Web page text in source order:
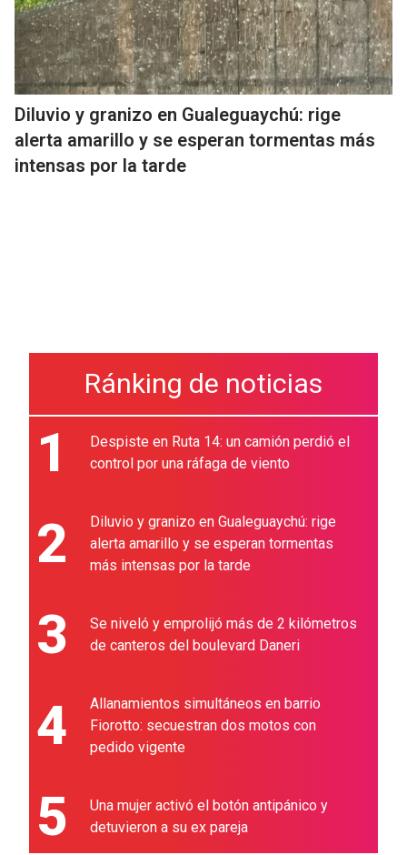
Diluvio y granizo en Gualeguaychú: rige
alerta amarillo y se esperan tormentas más
intensas por la tarde
Ránking de noticias
1
Despiste en Ruta 14: un camión perdió el
control por una ráfaga de viento
2
Diluvio y granizo en Gualeguaychú: rige
alerta amarillo y se esperan tormentas
más intensas por la tarde
3
Se niveló y emprolijó más de 2 kilómetros
de canteros del boulevard Daneri
4
Allanamientos simultáneos en barrio
Fiorotto: secuestran dos motos con
pedido vigente
5
Una mujer activó el botón antipánico y
detuvieron a su ex pareja